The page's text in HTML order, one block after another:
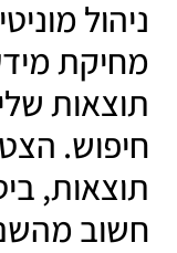
ניהול
מחיקת
תוצאות
חיפוש.
תוצאות,
חשוב